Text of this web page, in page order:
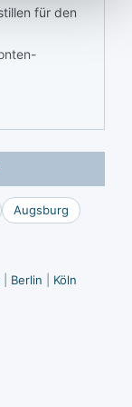
für den
Augsburg
Berlin Köln